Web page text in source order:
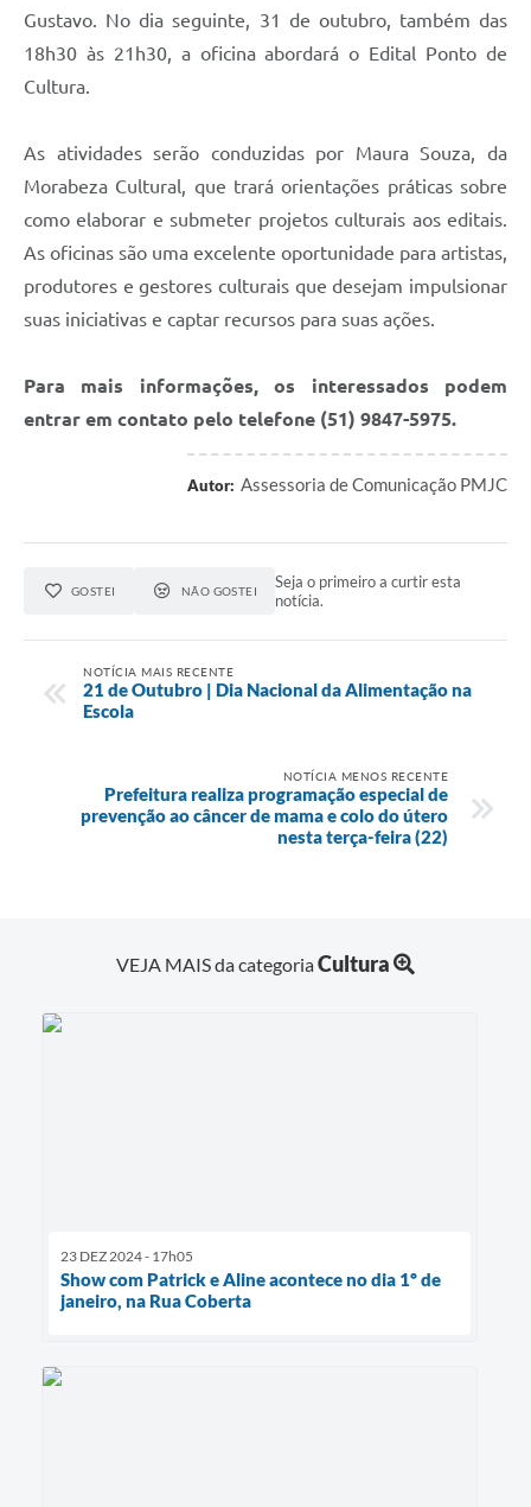
Contratos
Secretarias
Legislação
Gustavo. No dia seguinte, 31 de outubro, também das
18h30 às 21h30, a oficina abordará o Edital Ponto de
Cultura.
As atividades serão conduzidas por Maura Souza, da
Morabeza Cultural, que trará orientações práticas sobre
como elaborar e submeter projetos culturais aos editais.
As oficinas são uma excelente oportunidade para artistas,
produtores e gestores culturais que desejam impulsionar
suas iniciativas e captar recursos para suas ações.
Para mais informações, os interessados podem
entrar em contato pelo telefone (51) 9847-5975.
Autor: Assessoria de Comunicação PMJC
GOSTEI NÃO GOSTEI
Seja o primeiro a curtir esta
notícia.
NOTÍCIA MAIS RECENTE
21 de Outubro | Dia Nacional da Alimentação na
Escola
NOTÍCIA MENOS RECENTE
Prefeitura realiza programação especial de
prevenção ao câncer de mama e colo do útero
nesta terça-feira (22)
VEJA MAIS da categoriaCultura
23 DEZ 2024 - 17h05
Show com Patrick e Aline acontece no dia 1º de
janeiro, na Rua Coberta